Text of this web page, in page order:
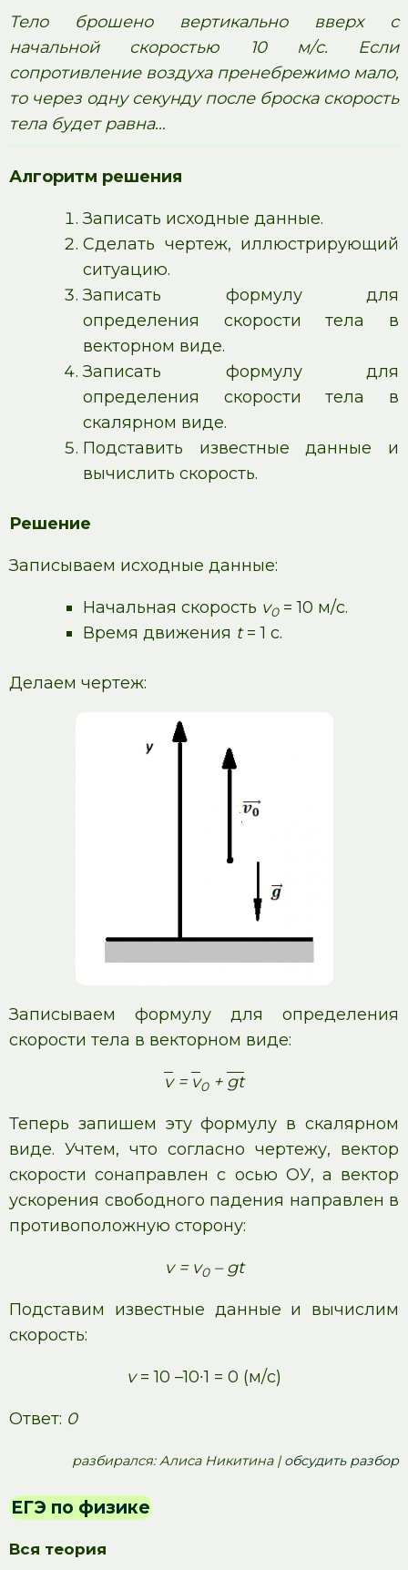
Тело брошено вертикально вверх с
начальной скоростью 10 м/с. Если
сопротивление воздуха пренебрежимо мало,
то через одну секунду после броска скорость
тела будет равна…
Алгоритм решения
Записать исходные данные.
Сделать чертеж, иллюстрирующий
ситуацию.
Записать формулу для
определения скорости тела в
векторном виде.
Записать формулу для
определения скорости тела в
скалярном виде.
Подставить известные данные и
вычислить скорость.
Решение
Записываем исходные данные:
Начальная скорость v0= 10 м/с.
Время движения t= 1 c.
Делаем чертеж:
Записываем формулу для определения
скорости тела в векторном виде:
v= v0+ gt
Теперь запишем эту формулу в скалярном
виде. Учтем, что согласно чертежу, вектор
скорости сонаправлен с осью ОУ, а вектор
ускорения свободного падения направлен в
противоположную сторону:
v = v0– gt
Подставим известные данные и вычислим
скорость:
v= 10 –10∙1 = 0 (м/с)
Ответ: 0
pазбирался: Алиса Никитина |обсудить разбор
ЕГЭ по физике
Вся теория